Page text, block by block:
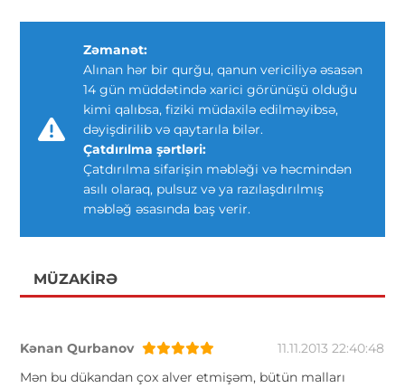
Zəmanət:
Alınan hər bir qurğu, qanun vericiliyə əsasən
14 gün müddətində xarici görünüşü olduğu
kimi qalıbsa, fiziki müdaxilə edilməyibsə,
dəyişdirilib və qaytarıla bilər.
Çatdırılma şərtləri:
Çatdırılma sifarişin məbləği və həcmindən
asılı olaraq, pulsuz və ya razılaşdırılmış
məbləğ əsasında baş verir.
MÜZAKIRƏ
Kənan Qurbanov
11.11.2013 22:40:48
Mən bu dükandan çox alver etmişəm, bütün malları